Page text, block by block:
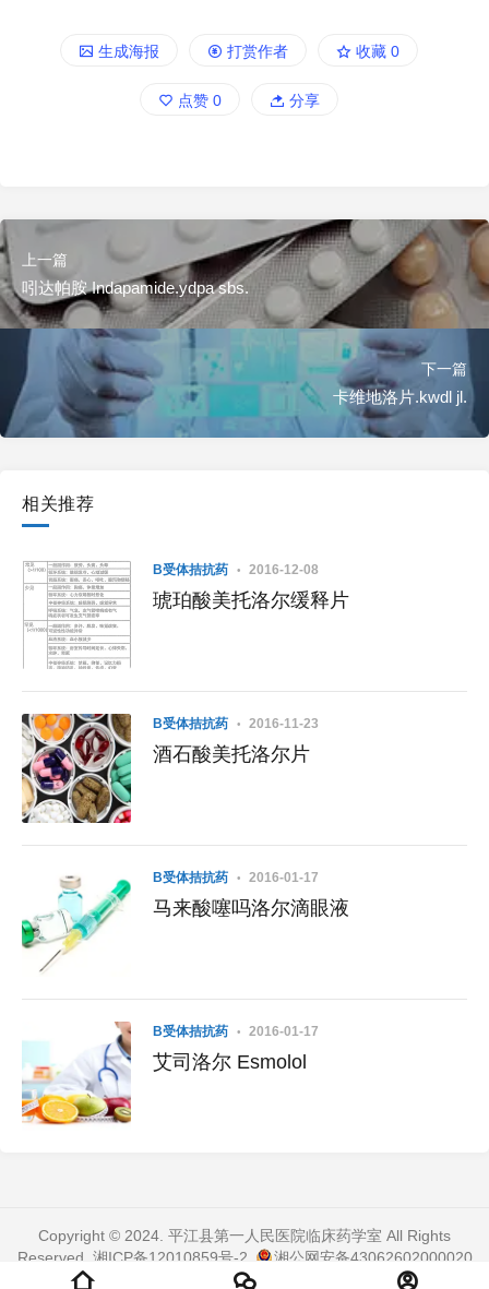
生成海报 打赏作者 收藏 0
点赞 0 分享
上一篇
吲达帕胺 Indapamide.ydpa sbs.
下一篇
卡维地洛片.kwdl jl.
相关推荐
Β受体拮抗药 2016-12-08
琥珀酸美托洛尔缓释片
Β受体拮抗药 2016-11-23
酒石酸美托洛尔片
Β受体拮抗药 2016-01-17
马来酸噻吗洛尔滴眼液
Β受体拮抗药 2016-01-17
艾司洛尔 Esmolol
Copyright © 2024. 平江县第一人民医院临床药学室 All Rights
Reserved. 湘ICP备12010859号-2
湘公网安备43062602000020
. 页面加载时间：0.332 秒